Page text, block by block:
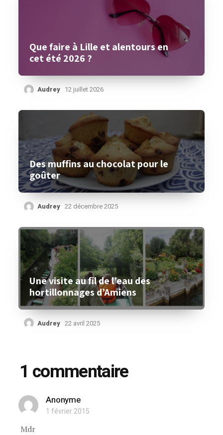
Que faire à Lille et alentours en
cet été 2026 ?
Audrey 12 juillet 2026
Des muffins au chocolat pour le
goûter
Audrey 22 décembre 2025
Une visite au fil de l’eau des
hortillonnages d’Amiens
Audrey 22 avril 2025
1 commentaire
Anonyme
1 février 2015
Mdr